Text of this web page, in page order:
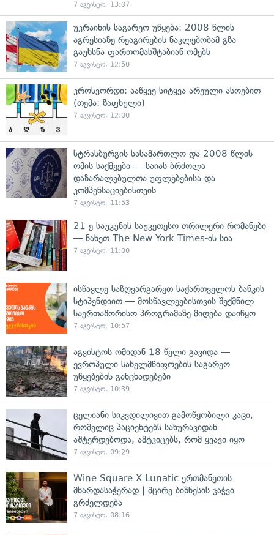
7 აგვისტო, 13:07
უკრაინის საგარეო უწყება: 2008 წლის
აგრესიაზე რეაგირების ნაკლებობამ გზა
გაუხსნა ფართომასშტაბიან ომებს
7 აგვისტო, 12:50
კროსვორდი: ააწყვე სიტყვა არეული ასოებით
(თემა: ზაფხული)
7 აგვისტო, 12:00
სტრასბურგის სასამართლო და 2008 წლის
ომის საქმეები — საიას ბრძოლა
დაზარალებულთა უფლებებისა და
კომპენსაციებისთვის
7 აგვისტო, 11:53
21-ე საუკუნის საუკეთესო თრილერი რომანები
— ნახეთ The New York Times-ის სია
7 აგვისტო, 11:00
ისწავლე საზღვარგარეთ საქართველოს ბანკის
სტიპენდიით — მოსწავლეებისთვის შექმნილ
საერთაშორისო პროგრამაზე მიღება დაიწყო
7 აგვისტო, 10:57
აგვისტოს ომიდან 18 წელი გავიდა —
ევროპული სახელმწიფოების საგარეო
უწყებების განცხადებები
7 აგვისტო, 10:39
ცელიანი სიკვდილივით გამოწყობილი კაცი,
რომელიც პაციენტებს სახურავიდან
აშტერდებოდა, ამტკიცებს, რომ ყვავი იყო
7 აგვისტო, 09:29
Wine Square X Lunatic ერთმანეთის
მხარდასაჭერად | მცირე ბიზნესის ჯაჭვი
გრძელდება
7 აგვისტო, 08:16